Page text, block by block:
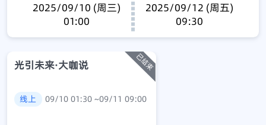
2025/09/10 (周三)
01:00
2025/09/12 (周五)
09:30
光引未来·大咖说
线上 09/10 01:30 ~09/11 09:00